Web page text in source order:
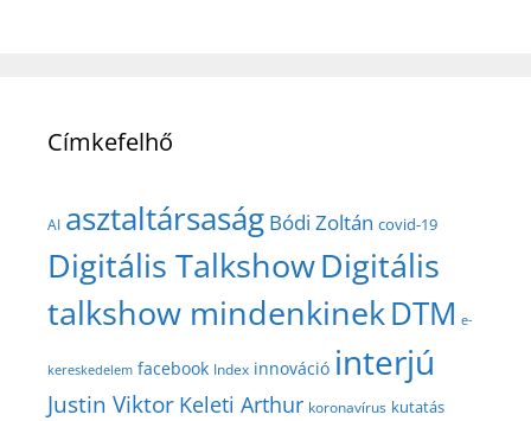
Címkefelhő
AI asztaltársaság Bódi Zoltán covid-19
Digitális TalkshowDigitális
talkshow mindenkinekDTM e-
kereskedelem facebook Index innováció interjú
Justin Viktor Keleti Arthur koronavírus kutatás